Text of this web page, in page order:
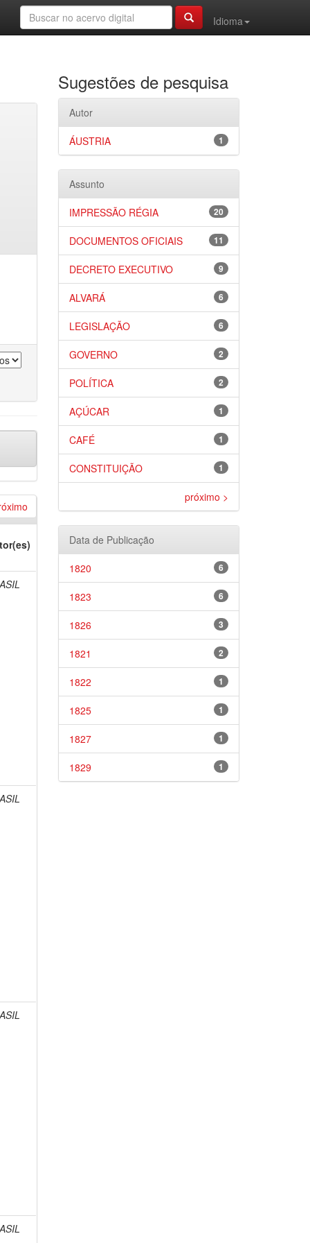
Idioma
Sugestões de pesquisa
Autor
1
ÁUSTRIA
Assunto
20
IMPRESSÃO RÉGIA
11
DOCUMENTOS OFICIAIS
9
DECRETO EXECUTIVO
6
ALVARÁ
6
LEGISLAÇÃO
2
GOVERNO
2
POLÍTICA
1
AÇÚCAR
1
CAFÉ
1
CONSTITUIÇÃO
próximo >
Data de Publicação
6
1820
6
1823
3
1826
2
1821
1
1822
1
1825
1
1827
1
1829